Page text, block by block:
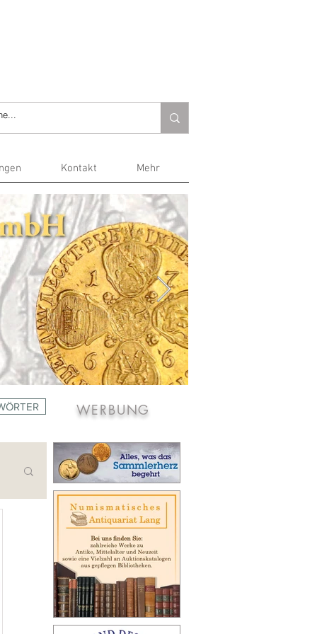
Kontakt Mehr
WERBUNG